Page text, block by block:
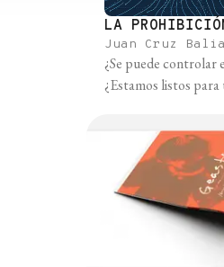
LA
Juan Cruz
¿Se puede controlar
¿Estamos listos para